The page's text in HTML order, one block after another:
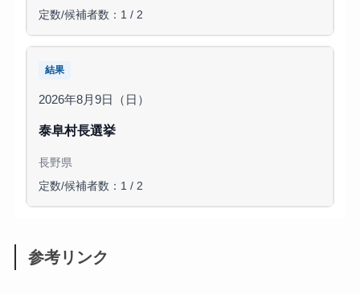
定数/候補者数：1 / 2
結果
2026年8月9日（日）
泰阜村長選挙
長野県
定数/候補者数：1 / 2
参考リンク